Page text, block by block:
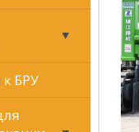
БРУ